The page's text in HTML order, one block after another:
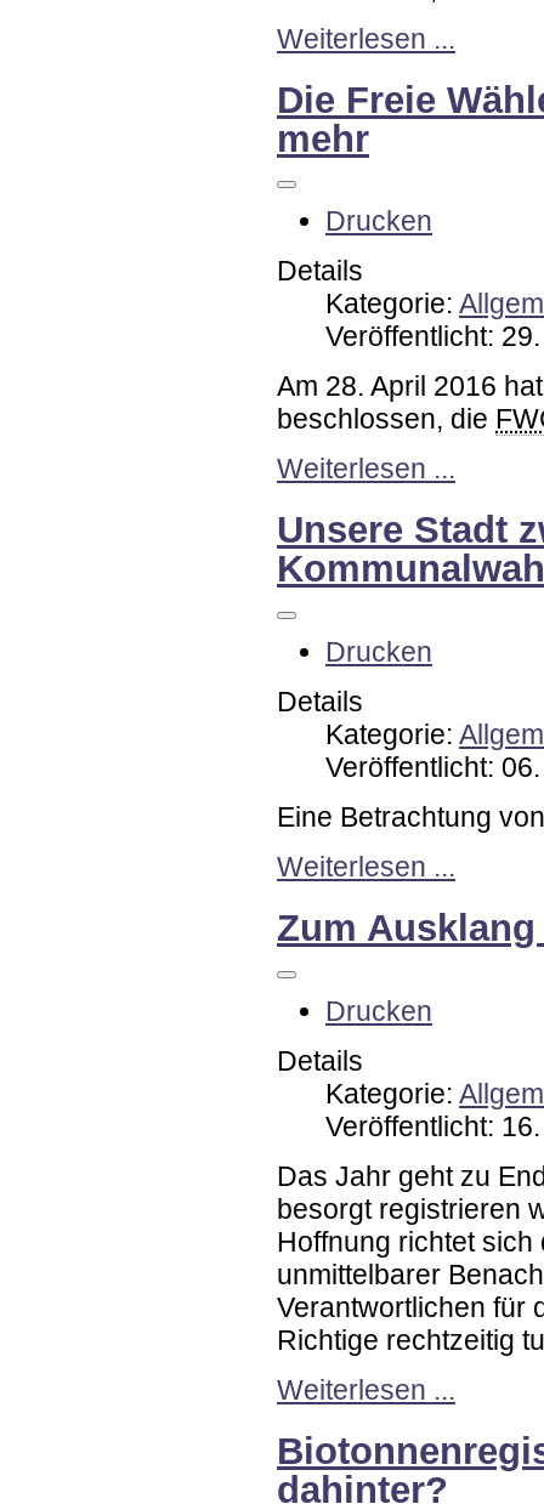
Weiterlesen ...
Die Freie
mehr
Drucken
Details
Kategorie:
Veröffentlicht:
Am 28. April 2016
beschlossen, die
Weiterlesen ...
Unsere Stadt
Drucken
Details
Kategorie:
Veröffentlicht:
Eine Betrachtung
Weiterlesen ...
Zum
Drucken
Details
Kategorie:
Veröffentlicht:
Das Jahr geht zu
besorgt registrieren
Hoffnung richtet
unmittelbarer
Verantwortlichen für
Richtige rechtzeitig
Weiterlesen ...
dahinter?